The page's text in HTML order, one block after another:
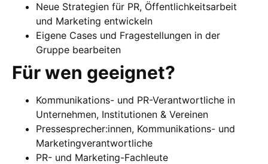
Neue Strategien für PR, Öffentlichkeitsarbeit
und Marketing entwickeln
Eigene Cases und Fragestellungen in der
Gruppe bearbeiten
Für wen geeignet?
Kommunikations- und PR-Verantwortliche in
Unternehmen, Institutionen & Vereinen
Pressesprecher:innen, Kommunikations- und
Marketingverantwortliche
PR- und Marketing-Fachleute